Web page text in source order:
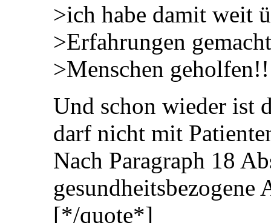
>ich habe damit weit
>Erfahrungen
>Menschen
Und schon wieder ist
darf nicht mit
Nach Paragraph 18
gesundheitsbezogene
[*/quote*]